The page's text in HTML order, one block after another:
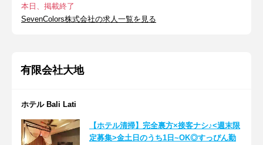
本日、掲載終了
SevenColors株式会社の求人一覧を見る
有限会社大地
ホテル Bali Lati
【ホテル清掃】完全裏方×接客ナシ♪<週末限
定募集>金土日のうち1日~OK◎すっぴん勤